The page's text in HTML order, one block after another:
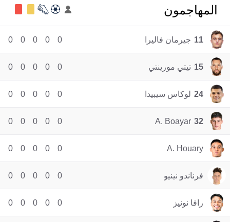
المهاجمون
11 جيرمان فاليرا 0
0
0
0
0
15 تيتي مورينتي 0
0
0
0
0
24 لوكاس سيبيدا 0
0
0
0
0
32
A. Boayar
0
0
0
0
0
A. Houary
0
0
0
0
0
فرناندو نينيو 0
0
0
0
0
رافا نونيز 0
0
0
0
0